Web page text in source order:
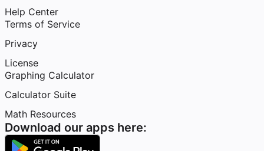
Help Center
Terms of Service
Privacy
License
Graphing Calculator
Calculator Suite
Math Resources
Download our apps here: